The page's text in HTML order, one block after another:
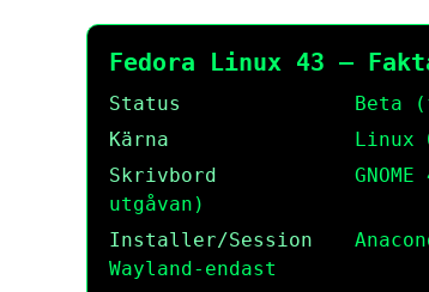
Fedora Linux 43 —
Status
Beta
Kärna
Linux
Skrivbord
utgåvan)
Installer/Session
Wayland-endast